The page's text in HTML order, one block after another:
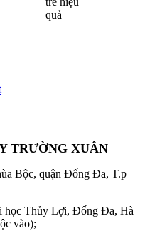
TRƯỜNG XUÂN
Bộc, quận Đống Đa, T.p
học Thủy Lợi, Đống Đa, Hà
vào);